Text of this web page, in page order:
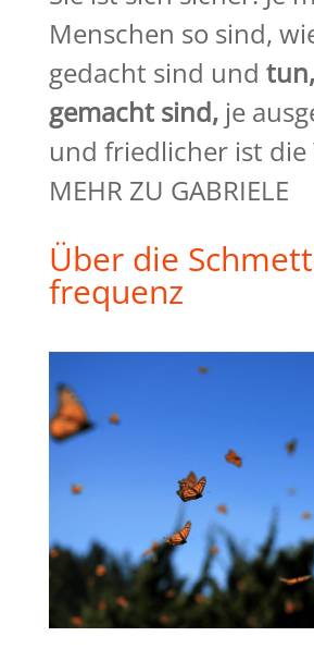
Menschen so sind,
gedacht sind und
gemacht sind,je
und friedlicher ist die
MEHR ZU GABRIELE
Über die
frequenz